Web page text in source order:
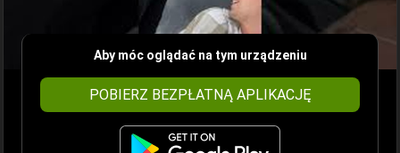
Aby móc oglądać na tym urządzeniu
POBIERZ BEZPŁATNĄ APLIKACJĘ